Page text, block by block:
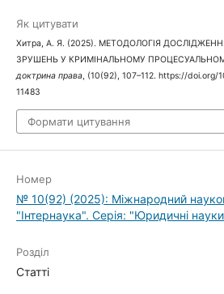
Як цитувати
Хитра, А. Я. (2025). МЕТОДОЛОГІЯ
ЗРУШЕНЬ У КРИМІНАЛЬНОМУ
доктрина права, (10(92), 107–112. https://
11483
Формати цитування
Номер
№ 10(92) (2025): Міжнародний
"Інтернаука". Серія: "Юридичні
Розділ
Статті